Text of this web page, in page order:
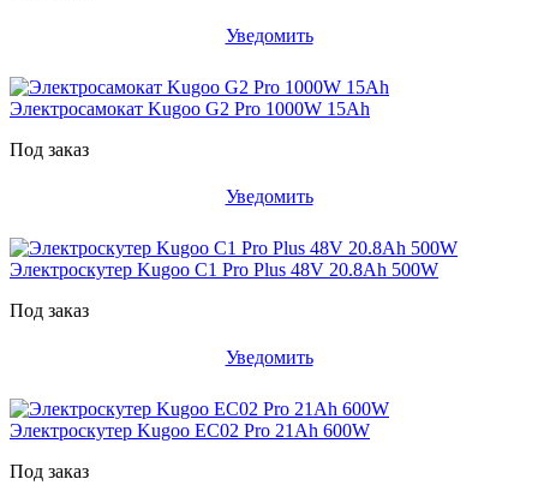
Уведомить
Электросамокат Kugoo G2 Pro 1000W 15Ah
Под заказ
Уведомить
Электроскутер Kugoo C1 Pro Plus 48V 20.8Ah 500W
Под заказ
Уведомить
Электроскутер Kugoo EC02 Pro 21Ah 600W
Под заказ